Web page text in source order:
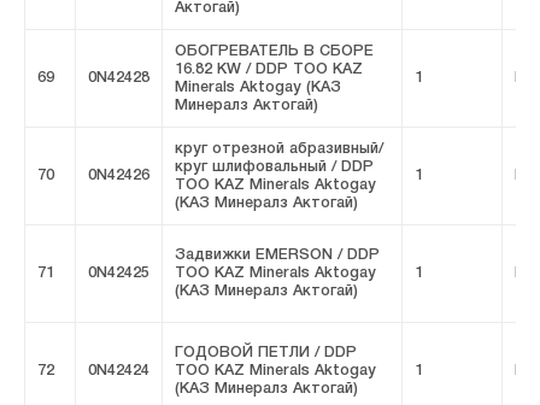
Актогай)
69 0N42428
ОБОГРЕВАТЕЛЬ В СБОРЕ
16.82 KW / DDP ТОО KAZ
Minerals Aktogay (КАЗ
Минералз Актогай)
1
70 0N42426
круг отрезной абразивный/
круг шлифовальный / DDP
ТОО KAZ Minerals Aktogay
(КАЗ Минералз Актогай)
1
71 0N42425
Задвижки EMERSON / DDP
ТОО KAZ Minerals Aktogay
(КАЗ Минералз Актогай)
1
72 0N42424
ГОДОВОЙ ПЕТЛИ / DDP
ТОО KAZ Minerals Aktogay
(КАЗ Минералз Актогай)
1